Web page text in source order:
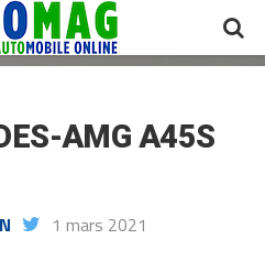
AMG A45S
1 mars 2021